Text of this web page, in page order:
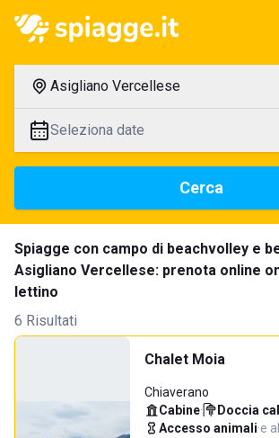
Asigliano Vercellese
Seleziona date
Cerca
Spiagge con campo di beachvolley e
Asigliano Vercellese: prenota online
lettino
6 Risultati
Chalet Moia
Chiaverano
Cabine· Doccia
Accesso animali·e